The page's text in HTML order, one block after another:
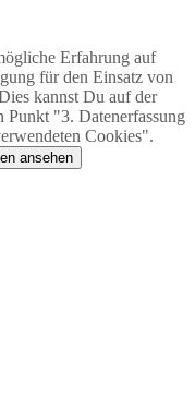
Erfahrung auf
für den Einsatz von
kannst Du auf der
Punkt "3. Datenerfassung
Cookies".
ansehen